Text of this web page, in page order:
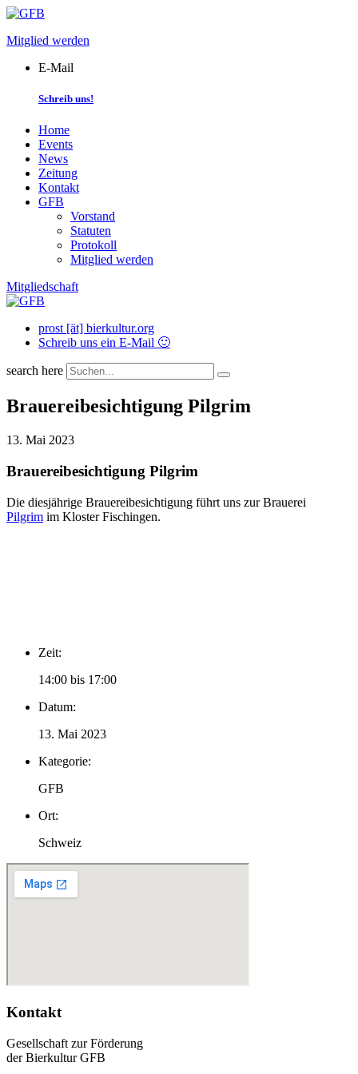
Skip
content
Mitglied werden
E-Mail
Schreib uns!
Home
Events
News
Zeitung
Kontakt
GFB
Vorstand
Statuten
Protokoll
Mitglied werden
Mitgliedschaft
prost [ät] bierkultur.org
Schreib uns ein E-Mail 🙂
search here
Brauereibesichtigung Pilgrim
13. Mai 2023
Brauereibesichtigung Pilgrim
Die diesjährige Brauereibesichtigung führt uns zur Brauerei
Pilgrim im Kloster Fischingen.
Zeit:
14:00 bis 17:00
Datum:
13. Mai 2023
Kategorie:
GFB
Ort:
Schweiz
Kontakt
Gesellschaft zur Förderung
der Bierkultur GFB